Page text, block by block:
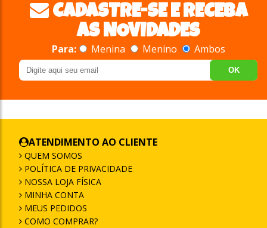
CADASTRE-SE E RECEBA
AS NOVIDADES
Para: Menina Menino Ambos
OK
ATENDIMENTO AO CLIENTE
QUEM SOMOS
POLÍTICA DE PRIVACIDADE
NOSSA LOJA FÍSICA
MINHA CONTA
MEUS PEDIDOS
COMO COMPRAR?